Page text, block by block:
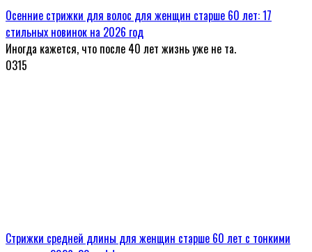
Осенние стрижки для волос для женщин старше 60 лет: 17
стильных новинок на 2026 год
Иногда кажется, что после 40 лет жизнь уже не та.
0315
Стрижки средней длины для женщин старше 60 лет с тонкими